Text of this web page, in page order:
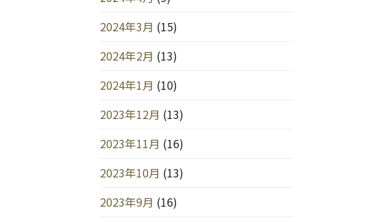
2024年3月 (15)
2024年2月 (13)
2024年1月 (10)
2023年12月 (13)
2023年11月 (16)
2023年10月 (13)
2023年9月 (16)